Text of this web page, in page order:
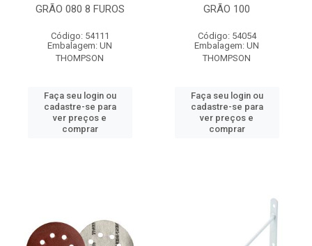
GRÃO 080 8 FUROS
Código: 54111
Embalagem: UN
THOMPSON
Faça seu login ou
cadastre-se para
ver preços e
comprar
GRÃO 100
Código: 54054
Embalagem: UN
THOMPSON
Faça seu login ou
cadastre-se para
ver preços e
comprar